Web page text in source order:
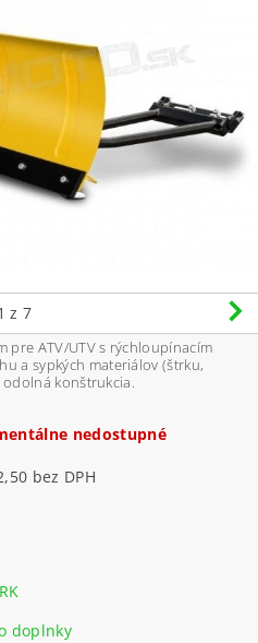
z 7
pre ATV/UTV s rýchloupínacím
a sypkých materiálov (štrku,
konštrukcia.
nedostupné
€332,50 bez DPH
doplnky